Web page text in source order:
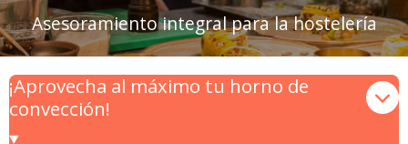
Asesoramiento integral para la hostelería
¡Aprovecha al máximo tu horno de
convección!